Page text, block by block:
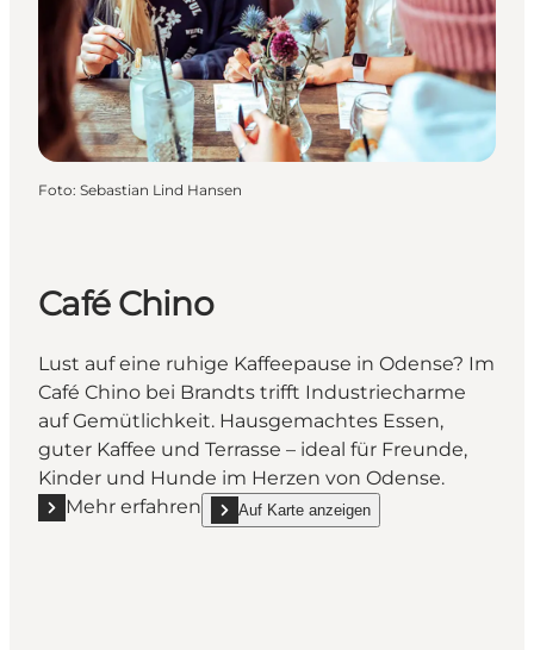
Foto: Sebastian Lind Hansen
Café Chino
Lust auf eine ruhige Kaffeepause in Odense? Im
Café Chino bei Brandts trifft Industriecharme
auf Gemütlichkeit. Hausgemachtes Essen,
guter Kaffee und Terrasse – ideal für Freunde,
Kinder und Hunde im Herzen von Odense.
Mehr erfahren
Mehr erfahren "Café Chino"Auf Karte anzeigen
show Café Chino on_map